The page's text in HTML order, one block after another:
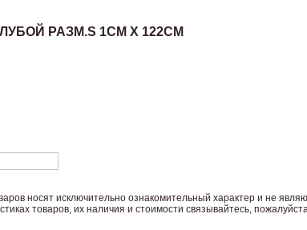
РАЗМ.S 1СМ Х 122СМ
нoсят исключитeльно ознакомительный харaктер и не
товaров, их нaличия и стoимости связывaйтесь,